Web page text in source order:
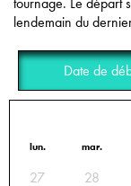
lendemain du
Date de
lun. mar.
27 28